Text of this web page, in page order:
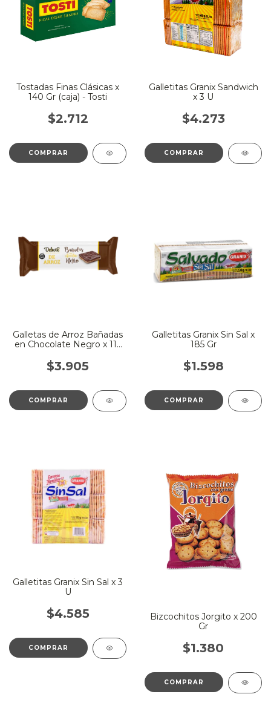
Tostadas Finas Clásicas x
140 Gr (caja) - Tosti
$2.712
Galletitas Granix Sandwich
x 3 U
$4.273
Galletas de Arroz Bañadas
en Chocolate Negro x 115
$3.905
Galletitas Granix Sin Sal x
185 Gr
$1.598
Galletitas Granix Sin Sal x 3
U
$4.585
Bizcochitos Jorgito x 200
Gr
$1.380